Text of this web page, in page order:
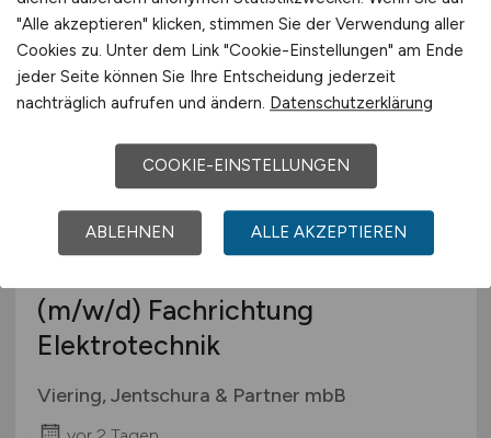
Magstadt
(m/w/d) Fachrichtung
Elektrotechnik
Viering, Jentschura & Partner mbB
"Alle akzeptieren" klicken, stimmen Sie der Verwendung aller
Cookies zu. Unter dem Link "Cookie-Einstellungen" am Ende
jeder Seite können Sie Ihre Entscheidung jederzeit
nachträglich aufrufen und ändern. Datenschutzerklärung
COOKIE-EINSTELLUNGEN
ABLEHNEN ALLE AKZEPTIEREN